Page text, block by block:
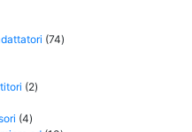
7474
22
44